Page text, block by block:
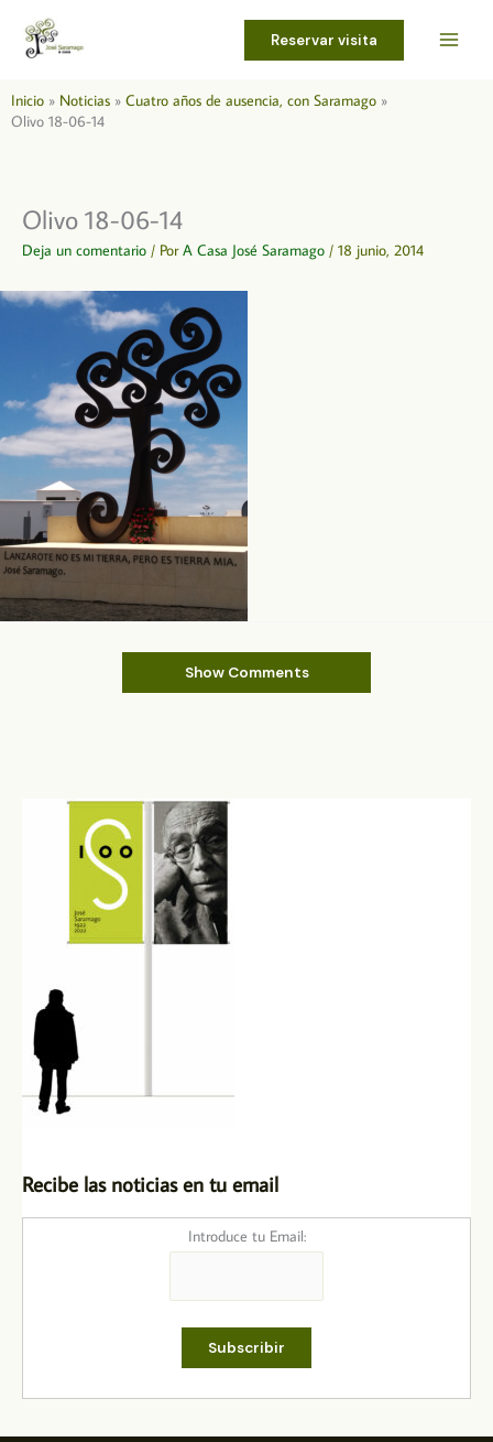
contenido
Reservar visita
Inicio Noticias
Cuatro años de ausencia, con Saramago
Olivo 18-06-14
Olivo 18-06-14
Deja un comentario / PorA Casa José Saramago / 18 junio, 2014
Show Comments
Recibe las noticias en tu email
Introduce tu Email: